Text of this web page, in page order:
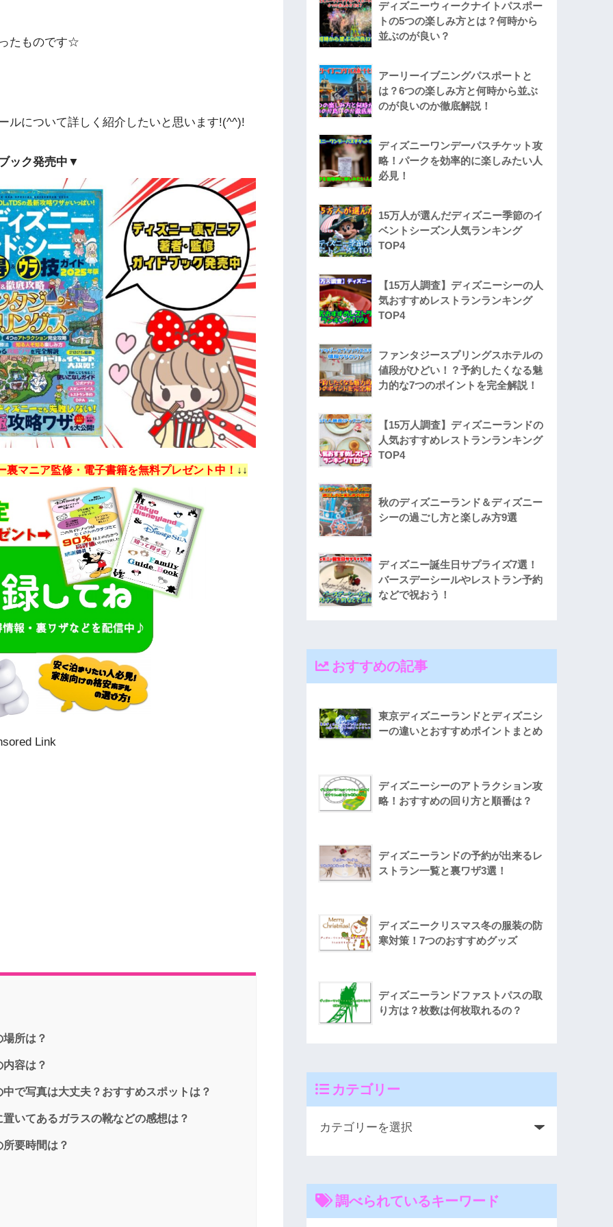
たものです☆
ルについて詳しく紹介したいと思います!(^^)!
ック発売中▼
裏マニア監修・電子書籍を無料プレゼント中！ ↓↓
Link
所は？
容は？
で写真は大丈夫？おすすめスポットは？
いてあるガラスの靴などの感想は？
要時間は？
ディズニーウィークナイトパスポー
トの5つの楽しみ方とは？何時から
並ぶのが良い？
アーリーイブニングパスポートと
は？6つの楽しみ方と何時から並ぶ
のが良いのか徹底解説！
ディズニーワンデーパスチケット攻
略！パークを効率的に楽しみたい人
必見！
15万人が選んだディズニー季節のイ
ベントシーズン人気ランキング
TOP4
【15万人調査】ディズニーシーの人
気おすすめレストランランキング
TOP4
ファンタジースプリングスホテルの
値段がひどい！？予約したくなる魅
力的な7つのポイントを完全解説！
【15万人調査】ディズニーランドの
人気おすすめレストランランキング
TOP4
秋のディズニーランド＆ディズニー
シーの過ごし方と楽しみ方9選
ディズニー誕生日サプライズ7選！
バースデーシールやレストラン予約
などで祝おう！
おすすめの記事
東京ディズニーランドとディズニシ
ーの違いとおすすめポイントまとめ
ディズニーシーのアトラクション攻
略！おすすめの回り方と順番は？
ディズニーランドの予約が出来るレ
ストラン一覧と裏ワザ3選！
ディズニークリスマス冬の服装の防
寒対策！7つのおすすめグッズ
ディズニーランドファストパスの取
り方は？枚数は何枚取れるの？
カテゴリー
調べられているキーワード